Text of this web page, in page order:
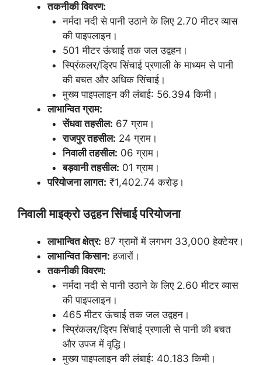
तकनीकी विवरण:
नर्मदा नदी से पानी उठाने के लिए 2.70 मीटर व्यास
की पाइपलाइन।
501 मीटर ऊंचाई तक जल उद्वहन।
स्प्रिंकलर/ड्रिप सिंचाई प्रणाली के माध्यम से पानी
की बचत और अधिक सिंचाई।
मुख्य पाइपलाइन की लंबाई: 56.394 किमी।
लाभान्वित ग्राम:
सेंधवा तहसील: 67 ग्राम।
राजपुर तहसील: 24 ग्राम।
निवाली तहसील: 06 ग्राम।
बड़वानी तहसील: 01 ग्राम।
परियोजना लागत: ₹1,402.74 करोड़।
निवाली माइक्रो उद्वहन सिंचाई परियोजना
लाभान्वित क्षेत्र: 87 ग्रामों में लगभग 33,000 हेक्टेयर।
लाभान्वित किसान: हजारों।
तकनीकी विवरण:
नर्मदा नदी से पानी उठाने के लिए 2.60 मीटर व्यास
की पाइपलाइन।
465 मीटर ऊंचाई तक जल उद्वहन।
स्प्रिंकलर/ड्रिप सिंचाई प्रणाली से पानी की बचत
और उपज में वृद्धि।
मुख्य पाइपलाइन की लंबाई: 40.183 किमी।